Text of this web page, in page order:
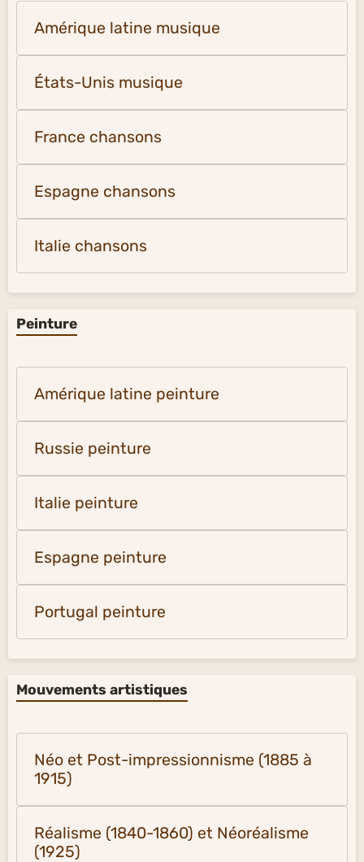
Amérique latine musique
États-Unis musique
France chansons
Espagne chansons
Italie chansons
Peinture
Amérique latine peinture
Russie peinture
Italie peinture
Espagne peinture
Portugal peinture
Mouvements artistiques
Néo et Post-impressionnisme (1885 à
1915)
Réalisme (1840-1860) et Néoréalisme
(1925)